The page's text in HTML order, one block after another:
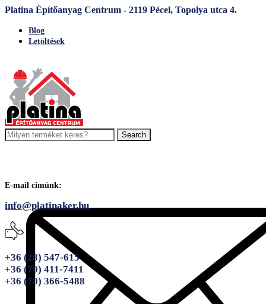
Platina Építőanyag Centrum - 2119 Pécel, Topolya utca 4.
Blog
Letöltések
Search
E-mail címünk:
info@platinaker.hu
+36 (28) 547-615
+36 (70) 411-7411
+36 (70) 366-5488